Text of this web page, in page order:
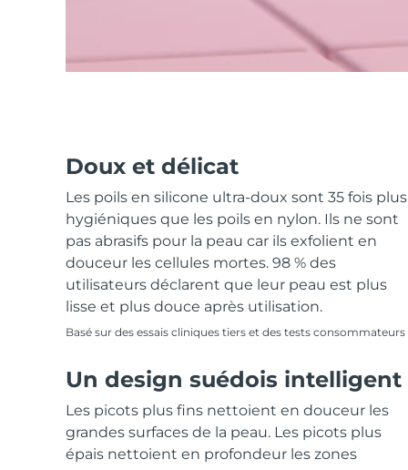
Doux et délicat
Les poils en silicone ultra-doux sont 35 fois plus
hygiéniques que les poils en nylon. Ils ne sont
pas abrasifs pour la peau car ils exfolient en
douceur les cellules mortes. 98 % des
utilisateurs déclarent que leur peau est plus
lisse et plus douce après utilisation.
Basé sur des essais cliniques tiers et des tests consommateurs
Un design suédois intelligent
Les picots plus fins nettoient en douceur les
grandes surfaces de la peau. Les picots plus
épais nettoient en profondeur les zones